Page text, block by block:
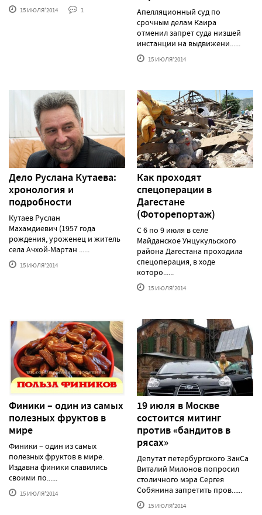
15 ИЮЛЯ'2014 1
Апелляционный суд по
срочным делам Каира
отменил запрет суда низшей
инстанции на выдвижени......
15 ИЮЛЯ'2014
Дело Руслана Кутаева:
хронология и
подробности
Кутаев Руслан
Махамдиевич (1957 года
рождения, уроженец и житель
села Ачхой-Мартан ......
15 ИЮЛЯ'2014
Как проходят
спецоперации в
Дагестане
(Фоторепортаж)
С 6 по 9 июля в селе
Майданское Унцукульского
района Дагестана проходила
спецоперация, в ходе
которо......
15 ИЮЛЯ'2014
Финики – один из самых
полезных фруктов в
мире
Финики – один из самых
полезных фруктов в мире.
Издавна финики славились
своими по......
15 ИЮЛЯ'2014
19 июля в Москве
состоится митинг
против «бандитов в
рясах»
Депутат петербургского ЗакСа
Виталий Милонов попросил
столичного мэра Сергея
Собянина запретить пров......
15 ИЮЛЯ'2014